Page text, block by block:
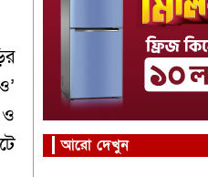
ও
আরো দেখুন